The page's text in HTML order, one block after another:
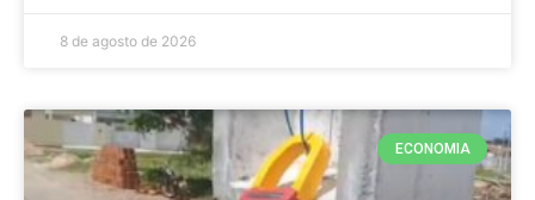
8 de agosto de 2026
ECONOMIA